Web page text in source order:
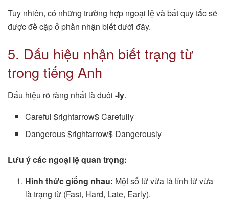
Tuy nhiên, có những trường hợp ngoại lệ và bất quy tắc sẽ
được đề cập ở phần nhận biết dưới đây.
5. Dấu hiệu nhận biết trạng từ
trong tiếng Anh
Dấu hiệu rõ ràng nhất là đuôi -ly.
Careful $rightarrow$ Carefully
Dangerous $rightarrow$ Dangerously
Lưu ý các ngoại lệ quan trọng:
Hình thức giống nhau: Một số từ vừa là tính từ vừa
là trạng từ (Fast, Hard, Late, Early).